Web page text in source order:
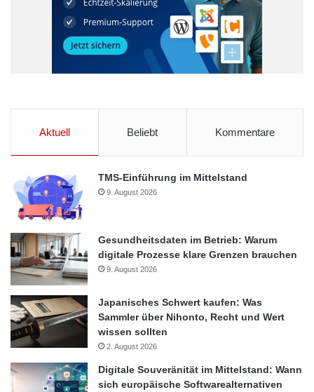
Aktuell Beliebt Kommentare
TMS-Einführung im Mittelstand
9. August 2026
Gesundheitsdaten im Betrieb: Warum
digitale Prozesse klare Grenzen brauchen
9. August 2026
Japanisches Schwert kaufen: Was
Sammler über Nihonto, Recht und Wert
wissen sollten
2. August 2026
Digitale Souveränität im Mittelstand: Wann
sich europäische Softwarealternativen